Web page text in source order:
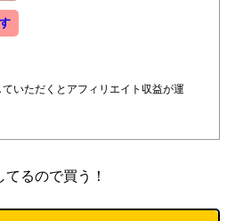
いただくとアフィリエイト収益が運
るので買う！